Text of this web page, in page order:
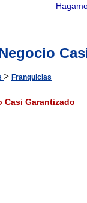
> Franquicias
Casi Garantizado